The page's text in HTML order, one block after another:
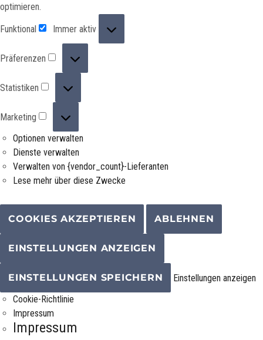
optimieren.
Funktional
Immer aktiv
Präferenzen
Statistiken
Marketing
Optionen verwalten
Dienste verwalten
Verwalten von {vendor_count}-Lieferanten
Lese mehr über diese Zwecke
COOKIES AKZEPTIEREN ABLEHNEN
EINSTELLUNGEN ANZEIGEN
EINSTELLUNGEN SPEICHERN
Einstellungen anzeigen
Cookie-Richtlinie
Impressum
Impressum